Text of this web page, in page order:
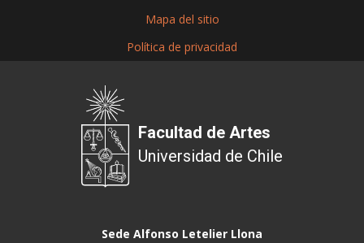
Mapa del sitio
Política de privacidad
Facultad de Artes
Universidad de Chile
Sede Alfonso Letelier Llona